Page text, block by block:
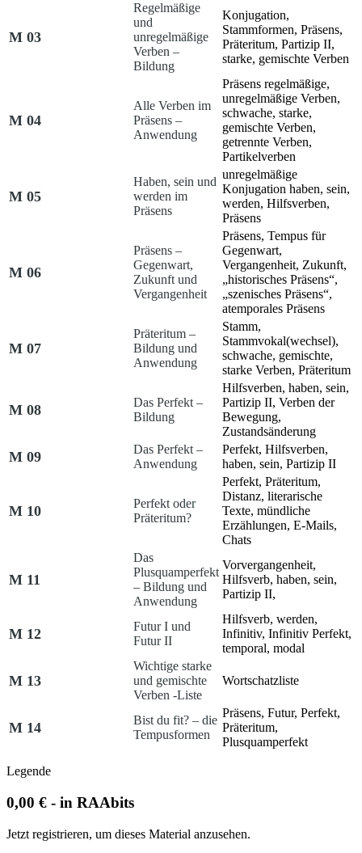
M 03
Regelmäßige
und
unregelmäßige
Verben –
Bildung
Konjugation,
Stammformen, Präsens,
Präteritum, Partizip II,
starke, gemischte Verben
M 04
Alle Verben im
Präsens –
Anwendung
Präsens regelmäßige,
unregelmäßige Verben,
schwache, starke,
gemischte Verben,
getrennte Verben,
Partikelverben
M 05
Haben, sein und
werden im
Präsens
unregelmäßige
Konjugation haben, sein,
werden, Hilfsverben,
Präsens
M 06
Präsens –
Gegenwart,
Zukunft und
Vergangenheit
Präsens, Tempus für
Gegenwart,
Vergangenheit, Zukunft,
„historisches Präsens“,
„szenisches Präsens“,
atemporales Präsens
M 07
Präteritum –
Bildung und
Anwendung
Stamm,
Stammvokal(wechsel),
schwache, gemischte,
starke Verben, Präteritum
M 08
Das Perfekt –
Bildung
Hilfsverben, haben, sein,
Partizip II, Verben der
Bewegung,
Zustandsänderung
M 09
Das Perfekt –
Anwendung
Perfekt, Hilfsverben,
haben, sein, Partizip II
M 10
Perfekt oder
Präteritum?
Perfekt, Präteritum,
Distanz, literarische
Texte, mündliche
Erzählungen, E-Mails,
Chats
M 11
Das
Plusquamperfekt
– Bildung und
Anwendung
Vorvergangenheit,
Hilfsverb, haben, sein,
Partizip II,
M 12
Futur I und
Futur II
Hilfsverb, werden,
Infinitiv, Infinitiv Perfekt,
temporal, modal
M 13
Wichtige starke
und gemischte
Verben -Liste
Wortschatzliste
M 14
Bist du fit? – die
Tempusformen
Präsens, Futur, Perfekt,
Präteritum,
Plusquamperfekt
Legende
0,00 € - in RAAbits
Jetzt registrieren, um dieses Material anzusehen.